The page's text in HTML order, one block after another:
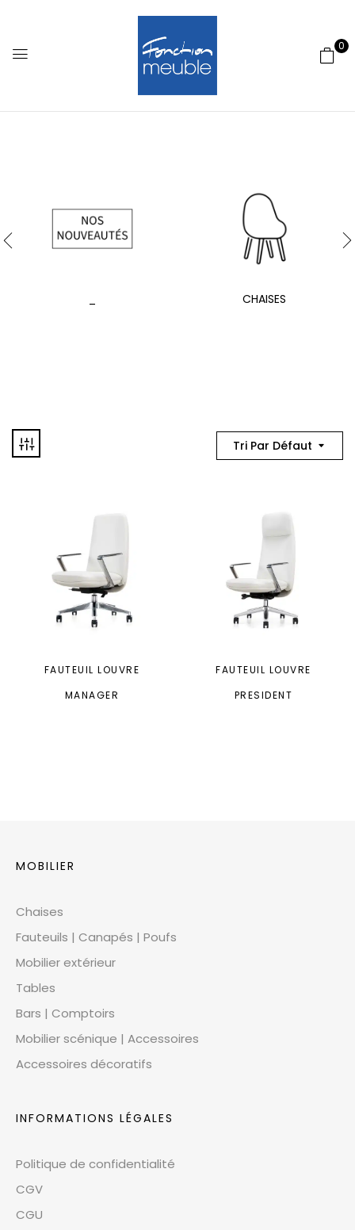
0
CHAISES
Tri Par Défaut
FAUTEUIL LOUVRE
MANAGER
FAUTEUIL LOUVRE
PRESIDENT
MOBILIER
Chaises
Fauteuils | Canapés | Poufs
Mobilier extérieur
Tables
Bars | Comptoirs
Mobilier scénique | Accessoires
Accessoires décoratifs
INFORMATIONS LÉGALES
Politique de confidentialité
CGV
CGU